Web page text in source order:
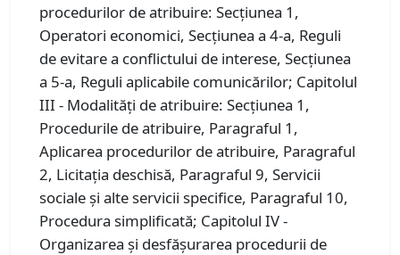
procedurilor de atribuire: Secțiunea 1,
Operatori economici, Secțiunea a 4-a, Reguli
de evitare a conflictului de interese, Secțiunea
a 5-a, Reguli aplicabile comunicărilor; Capitolul
III - Modalităţi de atribuire: Secțiunea 1,
Procedurile de atribuire, Paragraful 1,
Aplicarea procedurilor de atribuire, Paragraful
2, Licitația deschisă, Paragraful 9, Servicii
sociale şi alte servicii specifice, Paragraful 10,
Procedura simplificată; Capitolul IV -
Organizarea şi desfăşurarea procedurii de